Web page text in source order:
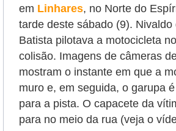
em Linhares, no Norte do
tarde deste sábado (9). Nivaldo
Batista pilotava a motocicleta
colisão. Imagens de câmeras
mostram o instante em que a
muro e, em seguida, o garupa
para a pista. O capacete da
para no meio da rua (veja o